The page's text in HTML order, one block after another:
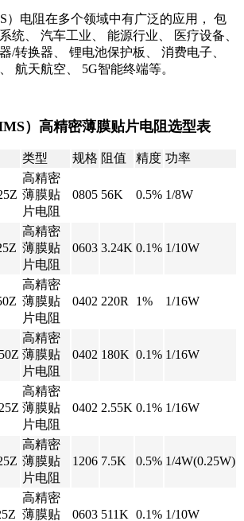
）电阻在多个领域中有广泛的应用，
包
统、 汽车工业、 能源行业、
医疗设备、
/转换器、 锂电池保护板、
消费电子、
航天航空、 5G智能终端等。
）高精密薄膜贴片电阻选型表
类型 规格 阻值 精度 功率
高精密
薄膜贴
片电阻
0805 56K 0.5% 1/8W
高精密
薄膜贴
片电阻
0603 3.24K 0.1% 1/10W
高精密
薄膜贴
片电阻
0402 220R 1% 1/16W
高精密
薄膜贴
片电阻
0402 180K 0.1% 1/16W
高精密
薄膜贴
片电阻
0402 2.55K 0.1% 1/16W
高精密
薄膜贴
片电阻
1206 7.5K 0.5% 1/4W(0.25W)
高精密
薄膜贴
0603 511K 0.1% 1/10W